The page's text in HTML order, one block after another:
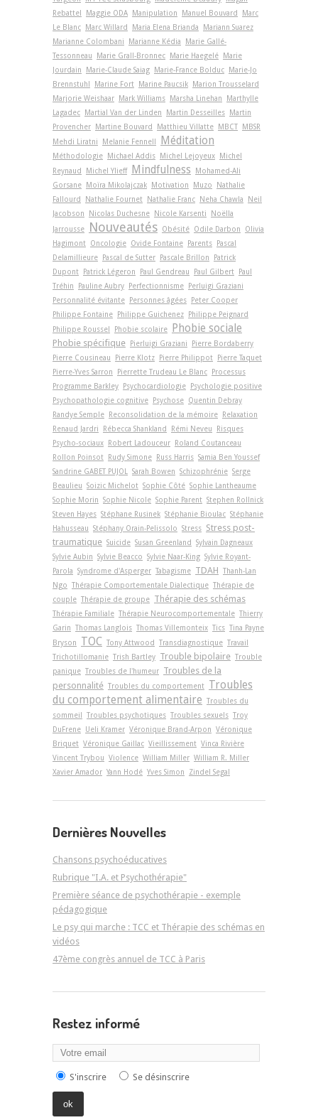
Rebattel
Maggie ODA Manipulation Manuel Bouvard
Marc
Le Blanc Marc Willard Maria Elena Brianda
Mariann Suarez
Marianne Colombani
Marianne Kédia
Marie Gallé-
Tessonneau
Marie Grall-Bronnec Marie Haegelé Marie
Jourdain
Marie-Claude Saiag Marie-France Bolduc Marie-Jo
Brennstuhl
Marine Fort Marine Paucsik Marion Trousselard
Marjorie Weishaar Mark Williams Marsha Linehan
Marthylle
Lagadec Martial Van der Linden Martin Desseilles Martin
Provencher Martine Bouvard Matthieu Villatte MBCT MBSR
Mehdi Liratni
Melanie Fennell Méditation
Méthodologie Michael Addis Michel Lejoyeux Michel
Reynaud
Michel Ylieff Mindfulness
Mohamed-Ali
Gorsane Moïra Mikolajczak Motivation Muzo
Nathalie
Fallourd
Nathalie Fournet Nathalie Franc Neha Chawla
Neil
Jacobson
Nicolas Duchesne Nicole Karsenti
Noëlla
Jarrousse
Nouveautés Obésité Odile Darbon
Olivia
Hagimont Oncologie Ovide Fontaine Parents Pascal
Delamillieure Pascal de Sutter Pascale Brillon
Patrick
Dupont Patrick Légeron Paul Gendreau Paul Gilbert Paul
Tréhin
Pauline Aubry Perfectionnisme Perluigi Graziani
Personnalité évitante Personnes âgées Peter Cooper
Philippe Fontaine Philippe Guichenez Philippe Peignard
Philippe Roussel
Phobie scolaire Phobie sociale
Phobie spécifique Pierluigi Graziani
Pierre Bordaberry
Pierre Cousineau
Pierre Klotz Pierre Philippot Pierre Taquet
Pierre-Yves Sarron
Pierrette Trudeau Le Blanc Processus
Programme Barkley Psychocardiologie Psychologie positive
Psychopathologie cognitive Psychose Quentin Debray
Randye Semple Reconsolidation de la mémoire Relaxation
Renaud Jardri
Rébecca Shankland Rémi Neveu
Risques
Psycho-sociaux Robert Ladouceur Roland Coutanceau
Rollon Poinsot Rudy Simone Russ Harris Samia Ben Youssef
Sandrine GABET PUJOL
Sarah Bowen Schizophrénie Serge
Beaulieu Soizic Michelot Sophie Côté Sophie Lantheaume
Sophie Morin Sophie Nicole Sophie Parent Stephen Rollnick
Steven Hayes Stéphane Rusinek Stéphanie Bioulac Stéphanie
Hahusseau Stéphany Orain-Pelissolo Stress Stress post-
traumatique Suicide Susan Greenland Sylvain Dagneaux
Sylvie Aubin Sylvie Beacco Sylvie Naar-King Sylvie Royant-
Parola Syndrome d'Asperger Tabagisme TDAH Thanh-Lan
Ngo Thérapie Comportementale Dialectique Thérapie de
couple Thérapie de groupe Thérapie des schémas
Thérapie Familiale Thérapie Neurocomportementale Thierry
Garin Thomas Langlois Thomas Villemonteix Tics Tina Payne
Bryson
TOC Tony Attwood Transdiagnostique Travail
Trichotillomanie Trish Bartley Trouble bipolaire Trouble
panique Troubles de l'humeur Troubles de la
personnalité Troubles du comportement Troubles
du comportement alimentaire Troubles du
sommeil Troubles psychotiques Troubles sexuels Troy
DuFrene Ueli Kramer Véronique Brand-Arpon Véronique
Briquet Véronique Gaillac Vieillissement Vinca Rivière
Vincent Trybou Violence William Miller William R. Miller
Xavier Amador Yann Hodé Yves Simon Zindel Segal
Dernières Nouvelles
Chansons psychoéducatives
Rubrique "I.A. et Psychothérapie"
Première séance de psychothérapie - exemple
pédagogique
Le psy qui marche : TCC et Thérapie des schémas en
vidéos
47ème congrès annuel de TCC à Paris
Restez informé
S'inscrire Se désinscrire